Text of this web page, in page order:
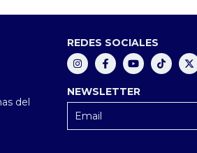
del
REDES SOCIALES
NEWSLETTER